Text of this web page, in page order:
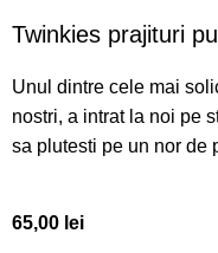
Twinkies prajituri
Unul dintre cele mai
nostri, a intrat la noi pe
sa plutesti pe un nor de
65,00 lei